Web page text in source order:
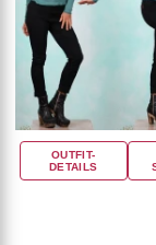
OUTFIT-
DETAILS